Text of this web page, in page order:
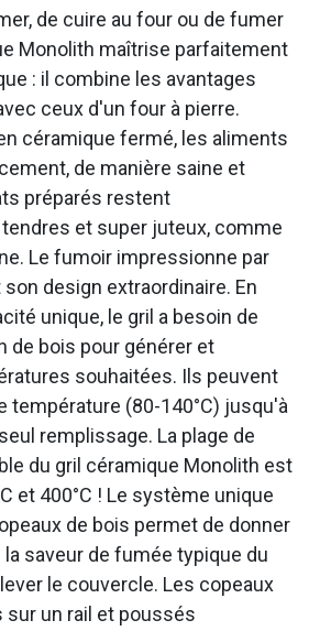
de cuire au four ou de fumer
Monolith maîtrise parfaitement
: il combine les avantages
ceux d'un four à pierre.
céramique fermé, les aliments
de manière saine et
préparés restent
et super juteux, comme
Le fumoir impressionne par
design extraordinaire. En
unique, le gril a besoin de
de bois pour générer et
souhaitées. Ils peuvent
température (80-140°C) jusqu'à
remplissage. La plage de
du gril céramique Monolith est
et 400°C ! Le système unique
de bois permet de donner
saveur de fumée typique du
le couvercle. Les copeaux
un rail et poussés